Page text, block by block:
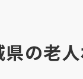
の老